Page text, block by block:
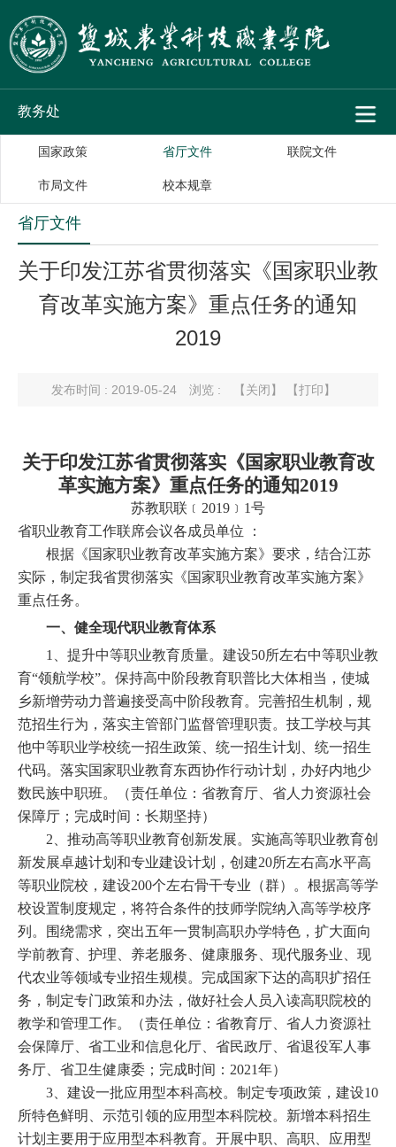
教务处
国家政策 省厅文件 联院文件
市局文件 校本规章
省厅文件
关于印发江苏省贯彻落实《国家职业教
育改革实施方案》重点任务的通知
2019
发布时间 : 2019-05-24 浏览 : 【关闭】 【打印】
关于印发江苏省贯彻落实《国家职业教育改
革实施方案》重点任务的通知2019
苏教职联﹝ 2019﹞1号
省职业教育工作联席会议各成员单位
：
根据《国家职业教育改革实施方案》要求，结合江苏
实际，制定我省贯彻落实《国家职业教育改革实施方案》
重点任务。
一、健全现代职业教育体系
1、提升中等职业教育质量。建设50所左右中等职业教
育“领航学校”。保持高中阶段教育职普比大体相当，使城
乡新增劳动力普遍接受高中阶段教育。完善招生机制，规
范招生行为，落实主管部门监督管理职责。技工学校与其
他中等职业学校统一招生政策、统一招生计划、统一招生
代码。落实国家职业教育东西协作行动计划，办好内地少
数民族中职班。（责任单位：省教育厅、省人力资源社会
保障厅；完成时间：长期坚持）
2、推动高等职业教育创新发展。实施高等职业教育创
新发展卓越计划和专业建设计划，创建20所左右高水平高
等职业院校，建设200个左右骨干专业（群）。根据高等学
校设置制度规定，将符合条件的技师学院纳入高等学校序
列。围绕需求，突出五年一贯制高职办学特色，扩大面向
学前教育、护理、养老服务、健康服务、现代服务业、现
代农业等领域专业招生规模。完成国家下达的高职扩招任
务，制定专门政策和办法，做好社会人员入读高职院校的
教学和管理工作。（责任单位：省教育厅、省人力资源社
会保障厅、省工业和信息化厅、省民政厅、省退役军人事
务厅、省卫生健康委；完成时间：2021年）
3、建设一批应用型本科高校。制定专项政策，建设10
所特色鲜明、示范引领的应用型本科院校。新增本科招生
计划主要用于应用型本科教育。开展中职、高职、应用型